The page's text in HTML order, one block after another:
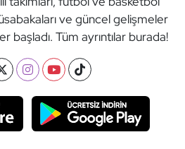
ve güncel gelişmeler
başladı. Tüm ayrıntılar burada!